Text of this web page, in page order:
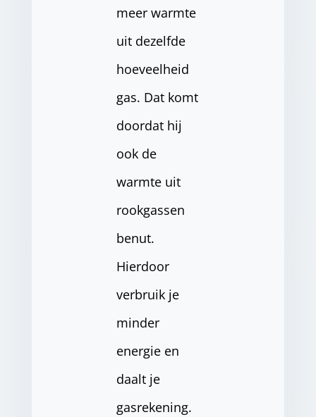
meer warmte
uit dezelfde
hoeveelheid
gas. Dat komt
doordat hij
ook de
warmte uit
rookgassen
benut.
Hierdoor
verbruik je
minder
energie en
daalt je
gasrekening.